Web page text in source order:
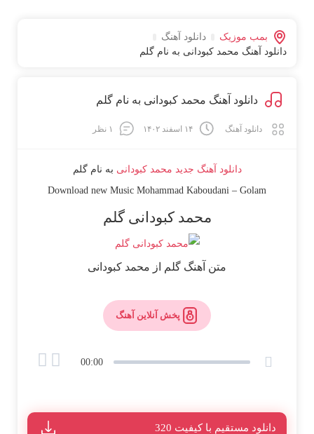
بمب موزیک
دانلود آهنگ
دانلود آهنگ محمد کبودانی به نام گلم
دانلود آهنگ محمد کبودانی به نام گلم
دانلود آهنگ ۱۴ اسفند ۱۴۰۲ ۱ نظر
دانلود آهنگ جدید محمد کبودانی به نامگلم
Download new Music Mohammad Kaboudani – Golam
محمد کبودانی گلم
متن آهنگ گلم از محمد کبودانی
پخش آنلاین آهنگ
00:00
دانلود مستقیم با کیفیت 320